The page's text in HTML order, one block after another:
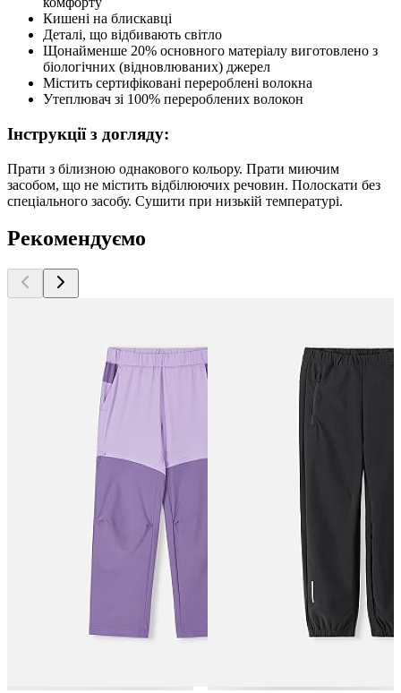
Кишені на блискавці
Деталі, що відбивають світло
Щонайменше 20% основного матеріалу виготовлено з
біологічних (відновлюваних) джерел
Містить сертифіковані перероблені волокна
Утеплювач зі 100% перероблених волокон
Інструкції з догляду:
Прати з білизною однакового кольору. Прати миючим
засобом, що не містить відбілюючих речовин. Полоскати без
спеціального засобу. Сушити при низькій температурі.
Рекомендуємо